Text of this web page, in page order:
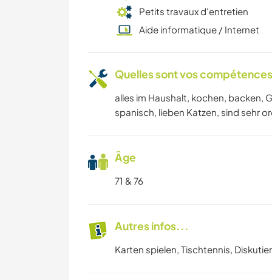
Petits travaux d'entretien
Aide informatique / Internet
Quelles sont vos
alles im Haushalt, kochen,
spanisch, lieben Katzen, sind sehr
Âge
71 & 76
Autres infos...
Karten spielen, Tischtennis,